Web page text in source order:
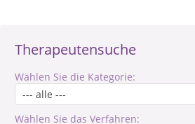
Therapeutensuche
Wählen Sie die Kategorie:
Wählen Sie das Verfahren: